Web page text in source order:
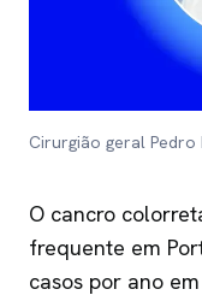
Cirurgião geral Pedro
O cancro
frequente em
casos por ano